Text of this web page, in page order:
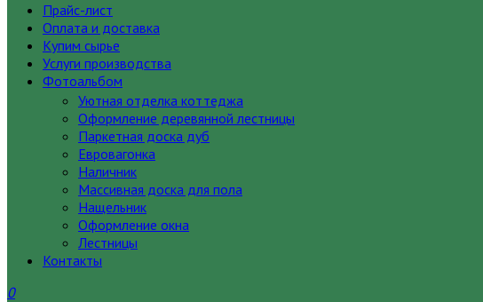
Прайс-лист
Оплата и доставка
Купим сырье
Услуги производства
Фотоальбом
Уютная отделка коттеджа
Оформление деревянной лестницы
Паркетная доска дуб
Евровагонка
Наличник
Массивная доска для пола
Нащельник
Оформление окна
Лестницы
Контакты
0